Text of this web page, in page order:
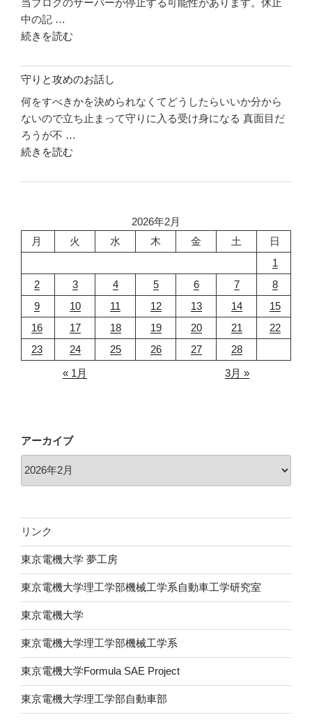
う"
の
リ
ソ
ー
に
つ
い
て"
の
中の記 …
"休
の
お
知
ら
せ"
の
続きを読む
守りと攻めのお話し
何をすべきかを決められなくてどうしたらいいか分から
ないので立ち止まって守りに入る受け身になる 真面目だ
ろうが不 …
"守
と
の
お
続きを読む
2026年2月
月
火 水 木 金 土
日
1
2
3 4 5 6 7
8
9
10 11 12 13 14
15
16
17 18 19 20 21
22
23
24 25 26 27
28
« 1月
3月 »
アーカイブ
リンク
東京電機大学 夢工房
東京電機大学理工学部機械工学系自動車工学研究室
東京電機大学
東京電機大学理工学部機械工学系
東京電機大学Formula SAE Project
東京電機大学理工学部自動車部